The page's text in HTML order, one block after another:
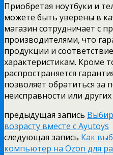
Приобретая ноутбуки и
можете быть уверены в
магазин сотрудничает с
производителями, что
продукции и
характеристикам. Кроме
распространяется
позволяет обратиться за
неисправности или
предыдущая запись
возрасту вместе с Ayutoys
следующая запись Как
компьютер на Ozon для